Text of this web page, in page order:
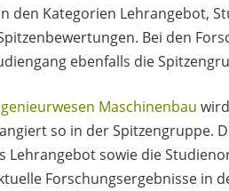
den Kategorien Lehrangebot,
Bei den
ebenfalls die
Maschinenbau
so in der Spitzengruppe.
Lehrangebot sowie die
Forschungsergebnisse in